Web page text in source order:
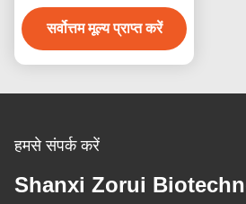
हाइड्रोजनीकृत वनस्पति तेल
(HVO)
सर्वोत्तम मूल्य प्राप्त करें
हमसे संपर्क करें
Shanxi Zorui